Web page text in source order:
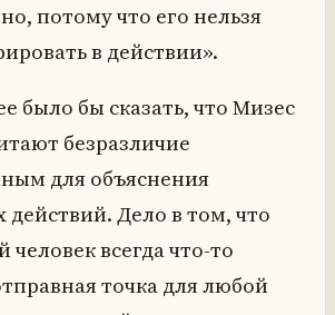
потому что его нельзя
в действии».
было бы сказать, что Мизес
безразличие
для объяснения
действий. Дело в том, что
всегда что-то
точка для любой